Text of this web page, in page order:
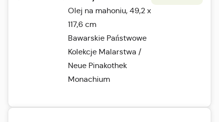
Olej na mahoniu, 49,2 x
117,6 cm
Bawarskie Państwowe
Kolekcje Malarstwa /
Neue Pinakothek
Monachium